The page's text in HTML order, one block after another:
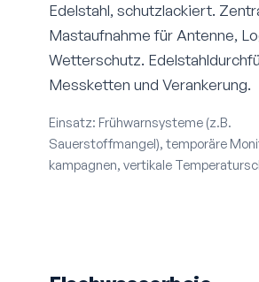
Edelstahl, schutzlackiert.
Mastaufnahme für Antenne,
Wetterschutz.
Messketten und Verankerung.
Einsatz: Frühwarnsysteme (z.B.
Sauerstoffmangel), temporäre
kampagnen, vertikale